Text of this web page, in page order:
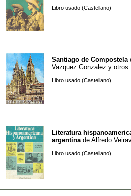
Libro usado (Castellano)
Santiago de Compostela
Vazquez Gonzalez y otros
Libro usado (Castellano)
Literatura
argentina de Alfredo
Libro usado (Castellano)